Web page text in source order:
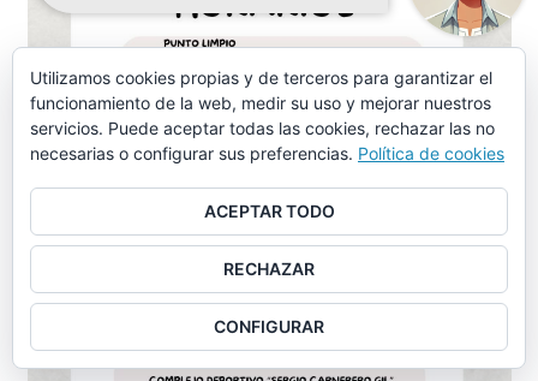
Utilizamos cookies propias y de terceros para garantizar el
funcionamiento de la web, medir su uso y mejorar nuestros
servicios. Puede aceptar todas las cookies, rechazar las no
necesarias o configurar sus preferencias. Política de cookies
ACEPTAR TODO
RECHAZAR
CONFIGURAR